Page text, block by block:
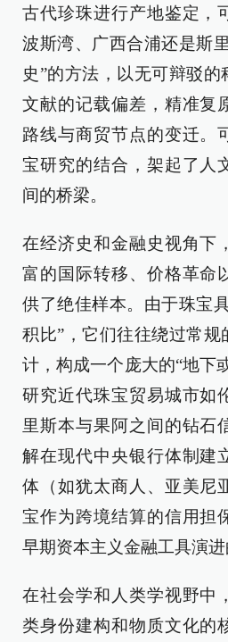
古代珍珠进行产地鉴定，
波斯湾、广西合浦还是斯
史”的方法，以无可辩驳
文献的记载偏差，精准复
路线与商贸节点的变迁。
宝研究的结合，架起了人
间的桥梁。
在经济史和金融史视角下
富的国际转移、价格革命
供了绝佳样本。由于珠宝
积比”，它们往往绕过常
计，构成一个庞大的“地下
研究近代珠宝贸易城市如
里斯本与果阿之间的钻石
解在现代中央银行体制建
体（如犹太商人、亚美尼
宝作为跨境结算的信用担
早期资本主义金融工具演进
在社会学和人类学视野中
类身份建构和物质文化的